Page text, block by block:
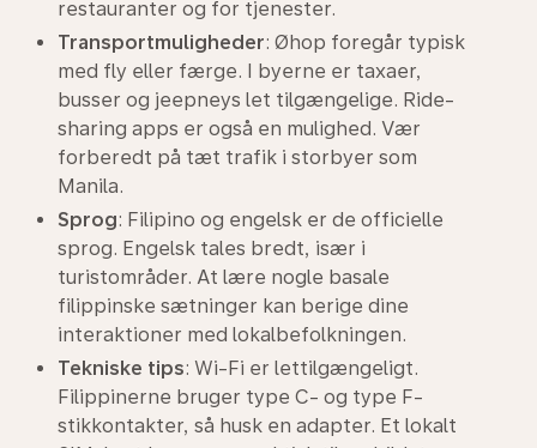
restauranter og for tjenester.
Transportmuligheder: Øhop foregår typisk
med fly eller færge. I byerne er taxaer,
busser og jeepneys let tilgængelige. Ride-
sharing apps er også en mulighed. Vær
forberedt på tæt trafik i storbyer som
Manila.
Sprog: Filipino og engelsk er de officielle
sprog. Engelsk tales bredt, især i
turistområder. At lære nogle basale
filippinske sætninger kan berige dine
interaktioner med lokalbefolkningen.
Tekniske tips: Wi-Fi er lettilgængeligt.
Filippinerne bruger type C- og type F-
stikkontakter, så husk en adapter. Et lokalt